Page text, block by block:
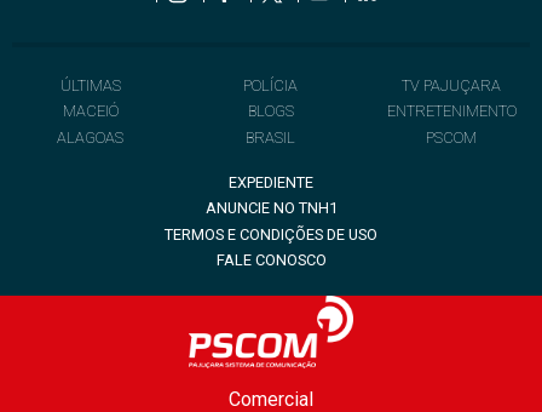
ÚLTIMAS
MACEIÓ
ALAGOAS
POLÍCIA
BLOGS
BRASIL
TV PAJUÇARA
ENTRETENIMENTO
PSCOM
EXPEDIENTE
ANUNCIE NO TNH1
TERMOS E CONDIÇÕES DE USO
FALE CONOSCO
Comercial